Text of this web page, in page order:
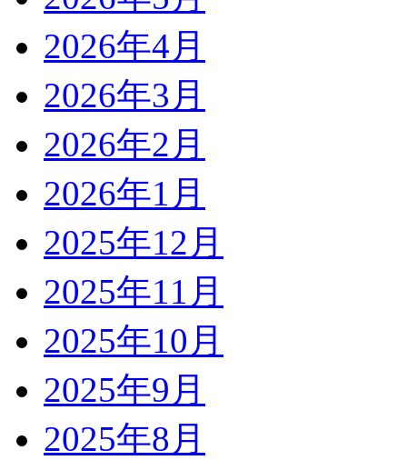
2026年4月
2026年3月
2026年2月
2026年1月
2025年12月
2025年11月
2025年10月
2025年9月
2025年8月